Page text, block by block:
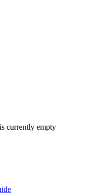
currently empty